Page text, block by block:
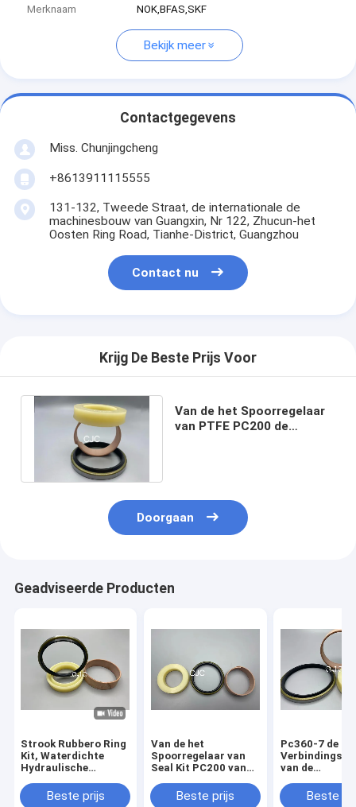
Merknaam
NOK,BFAS,SKF
Bekijk meer
Contactgegevens
Miss. Chunjingcheng
+8613911115555
131-132, Tweede Straat, de internationale de
machinesbouw van Guangxin, Nr 122, Zhucun-het
Oosten Ring Road, Tianhe-District, Guangzhou
Contact nu
Krijg De Beste Prijs Voor
Van de het Spoorregelaar
van PTFE PC200 de
Doorgaan
Geadviseerde Producten
Strook Rubbero Ring
Kit, Waterdichte
Hydraulische
pc360-7
Graafwerktuig
Beste prijs
Van de het
Spoorregelaar van
Seal Kit PC200 van
Weerstandsgraafwerktuig
de
Beste prijs
Pc360-7 de
van de
Materiaal van
Oliering zegel
Beste